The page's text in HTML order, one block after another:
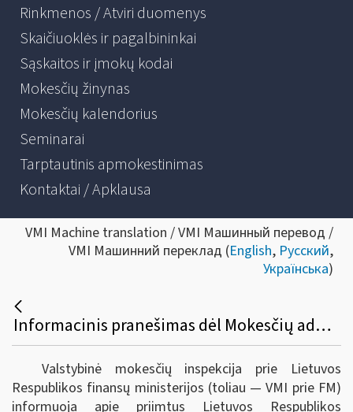
Rinkmenos / Atviri duomenys
Skaičiuoklės ir pagalbininkai
Sąskaitos ir įmokų kodai
Mokesčių žinynas
Mokesčių kalendorius
Seminarai
Tarptautinis apmokestinimas
Kontaktai / Apklausa
VMI Machine translation / VMI Машинный перевод /
VMI Машинний переклад (English, Русский,
Українська)
Informacinis pranešimas dėl Mokesčių administravimo įstatymo pakeitimo
Valstybinė mokesčių inspekcija prie Lietuvos
Respublikos finansų ministerijos (toliau — VMI prie FM)
informuoja apie priimtus Lietuvos Respublikos